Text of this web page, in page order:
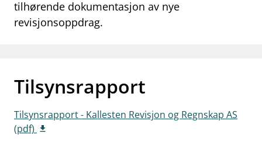
work_outlineJobb hos oss
dashboard Informasjon for investorer
tilhørende dokumentasjon av nye
revisjonsoppdrag.
Tilsynsrapport
Tilsynsrapport - Kallesten Revisjon og Regnskap AS
(pdf)